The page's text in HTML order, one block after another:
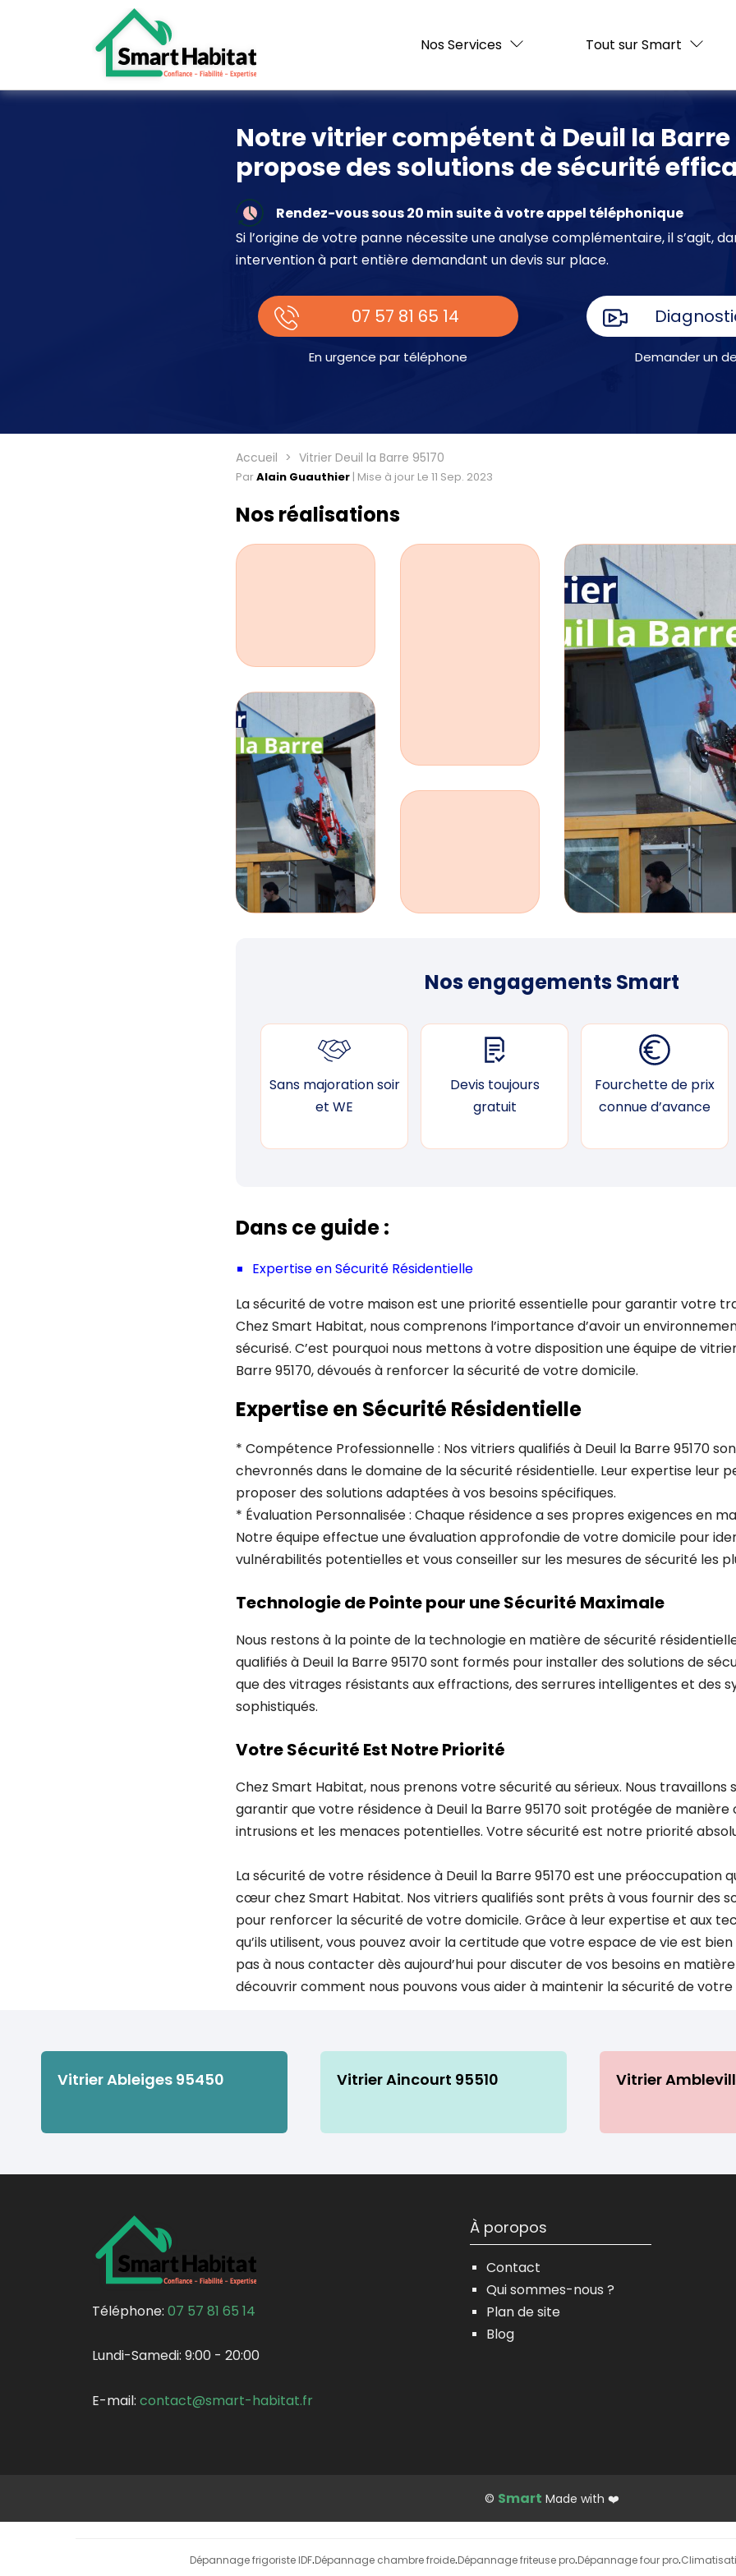
Nos Services Tout sur Smart
Notre vitrier compétent à Deuil la Barre
propose des solutions de sécurité
Rendez-vous sous 20 min suite à votre appel téléphonique
Si l’origine de votre panne nécessite une analyse complémentaire, il s’agit,
intervention à part entière demandant un devis sur place.
07 57 81 65 14
En urgence par téléphone Demander un
Accueil Vitrier Deuil la Barre 95170
ParAlain Guauthier | Mise à jour Le 11 Sep. 2023
Nos réalisations
Nos engagements Smart
Sans majoration soir
et WE
Devis toujours
gratuit
Fourchette de prix
connue d’avance
Dans ce guide :
Expertise en Sécurité Résidentielle
La sécurité de votre maison est une priorité essentielle pour garantir votre
Chez Smart Habitat, nous comprenons l’importance d’avoir un
sécurisé. C’est pourquoi nous mettons à votre disposition une équipe de
Barre 95170, dévoués à renforcer la sécurité de votre domicile.
Expertise en Sécurité Résidentielle
* Compétence Professionnelle : Nos vitriers qualifiés à Deuil la Barre 95170
chevronnés dans le domaine de la sécurité résidentielle. Leur expertise leur
proposer des solutions adaptées à vos besoins spécifiques.
* Évaluation Personnalisée : Chaque résidence a ses propres exigences en
Notre équipe effectue une évaluation approfondie de votre domicile pour
vulnérabilités potentielles et vous conseiller sur les mesures de sécurité les
Technologie de Pointe pour une Sécurité Maximale
Nous restons à la pointe de la technologie en matière de sécurité
qualifiés à Deuil la Barre 95170 sont formés pour installer des solutions de
que des vitrages résistants aux effractions, des serrures intelligentes et des
sophistiqués.
Votre Sécurité Est Notre Priorité
Chez Smart Habitat, nous prenons votre sécurité au sérieux. Nous travaillons
garantir que votre résidence à Deuil la Barre 95170 soit protégée de
intrusions et les menaces potentielles. Votre sécurité est notre priorité
La sécurité de votre résidence à Deuil la Barre 95170 est une préoccupation
cœur chez Smart Habitat. Nos vitriers qualifiés sont prêts à vous fournir des
pour renforcer la sécurité de votre domicile. Grâce à leur expertise et aux
qu’ils utilisent, vous pouvez avoir la certitude que votre espace de vie est bien
pas à nous contacter dès aujourd’hui pour discuter de vos besoins en
découvrir comment nous pouvons vous aider à maintenir la sécurité de votre
Vitrier Ableiges 95450 Vitrier Aincourt 95510 Vitrier
Téléphone: 07 57 81 65 14
Lundi-Samedi: 9:00 - 20:00
E-mail: contact@smart-habitat.fr
À poropos
Contact
Qui sommes-nous ?
Plan de site
Blog
© Smart Made with ❤️
Dépannage frigoriste IDF·Dépannage chambre froide·Dépannage friteuse pro·Dépannage four pro·